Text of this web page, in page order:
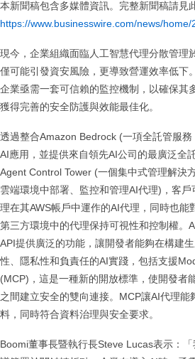
本新聞稿包含多媒體資訊。完整新聞稿請見
https://www.businesswire.com/news/
現今，企業組織面臨人工智慧代理分散管理
僅可能引發資安風險，更導致營運效率低下
企業亟需一套可信賴的監控機制，以確保其
獲得完善的安全防護與效能最佳化。
透過整合​​Amazon Bedrock​​ (一項全託管服
AI應用，並提供來自領先AI公司的最廣泛全
Agent Control Tower​​ (一個集中式管理解決
雲端環境中部署、監控和管理AI代理)，客
理在其AWS帳戶中運作的AI代理，同時也能
第三方環境中的代理保持可視性和控制權。
API提供廣泛的功能，讓開發者能夠在構建
性、隱私性和負責任的AI實踐，包括支援​​
(MCP)​​，這是一種新的開放標準，使開發者
之間建立安全的雙向連接。MCP讓AI代理能
料，同時符合資料治理與安全要求。
Boomi董事長暨執行長Steve Lucas表示：